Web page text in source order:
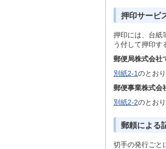
押印サービ
押印には、台紙
う付して押印す
郵便局株式会社
別紙2-1のとおり
郵便事業株式会
別紙2-2のとおり
郵頼による
切手の発行ごと